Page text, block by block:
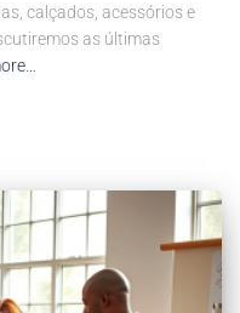
calçados, acessórios e
as últimas